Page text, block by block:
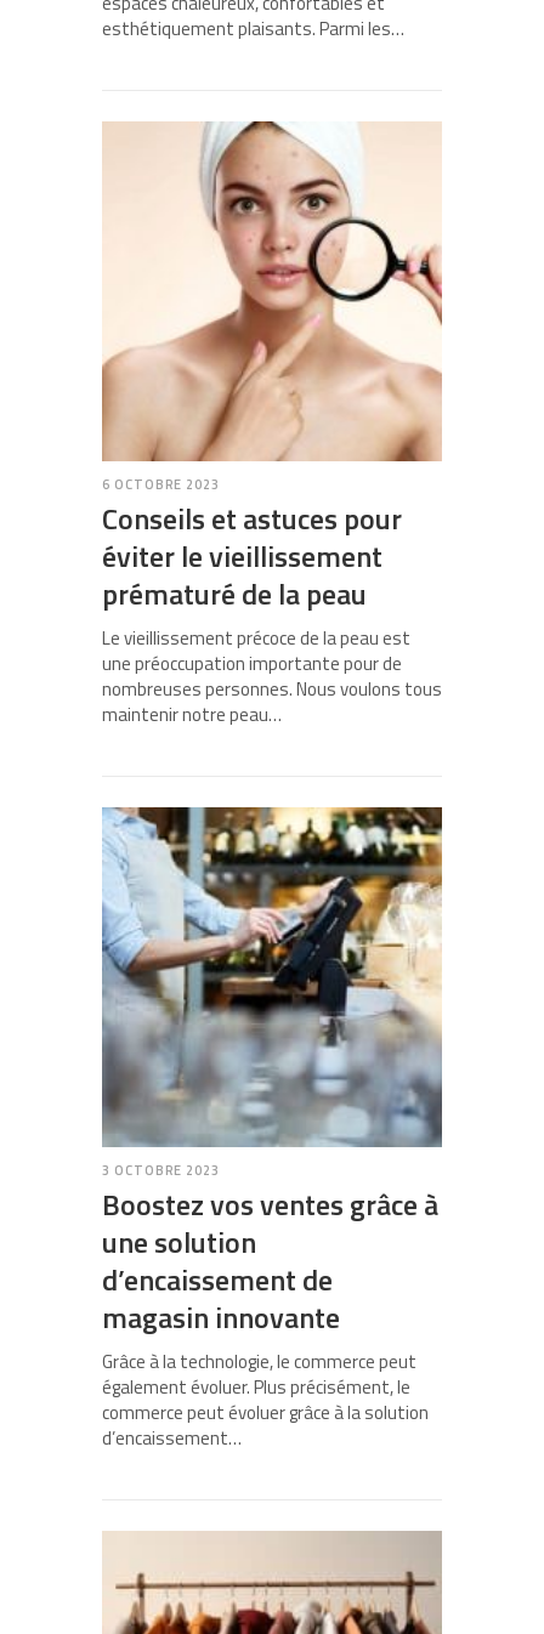
esthétiquement plaisants. Parmi les…
6 OCTOBRE 2023
Conseils et astuces pour
éviter le vieillissement
prématuré de la peau
Le vieillissement précoce de la peau est
une préoccupation importante pour de
nombreuses personnes. Nous voulons tous
maintenir notre peau…
3 OCTOBRE 2023
Boostez vos ventes grâce à
une solution
d’encaissement de
magasin innovante
Grâce à la technologie, le commerce peut
également évoluer. Plus précisément, le
commerce peut évoluer grâce à la solution
d’encaissement…